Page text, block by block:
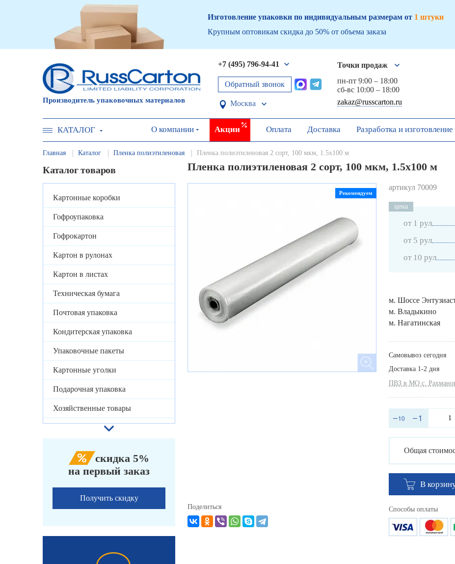
Изготовление упаковки по индивидуальным размерам от 1 штуки
Крупным оптовикам скидка до 50% от объема заказа
Производитель упаковочных материалов
+7 (495) 796-94-41
Обратный звонок
Москва
Точки продаж
пн-пт 9:00 – 18:00
сб-вс 10:00 – 18:00
zakaz@russcarton.ru
КАТАЛОГ О компании Акции Оплата Доставка Разработка и изготовление
Главная Каталог Пленка полиэтиленовая Пленка полиэтиленовая 2 сорт, 100 мкм, 1.5х100 м
Каталог товаров
Картонные коробки
Гофроупаковка
Гофрокартон
Картон в рулонах
Картон в листах
Техническая бумага
Почтовая упаковка
Кондитерская упаковка
Упаковочные пакеты
Картонные уголки
Подарочная упаковка
Хозяйственные товары
скидка 5%
на первый заказ
Получить скидку
Пленка полиэтиленовая 2 сорт, 100 мкм, 1.5х100 м
Рекомендуем
артикул 70009
цена
от 1 рул
от 5 рул
от 10 рул
м. Шоссе
м. Владыкино
м. Нагатинская
Самовывоз сегодня
Доставка 1-2 дня
ПВЗ в МО с.
Общая
В
Поделиться Способы оплаты